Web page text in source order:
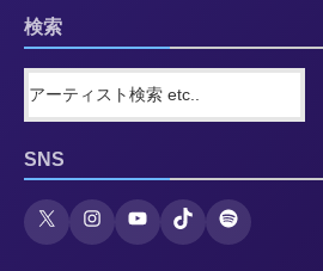
検索
SNS